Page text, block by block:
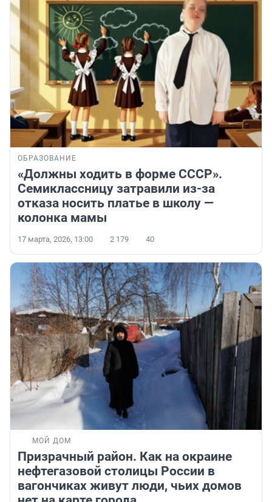
ОБРАЗОВАНИЕ
«Должны ходить в форме СССР».
Семиклассницу затравили из-за
отказа носить платье в школу —
колонка мамы
17 марта, 2026, 13:00 2 179 40
МОЙ ДОМ
Призрачный район. Как на окраине
нефтегазовой столицы России в
вагончиках живут люди, чьих домов